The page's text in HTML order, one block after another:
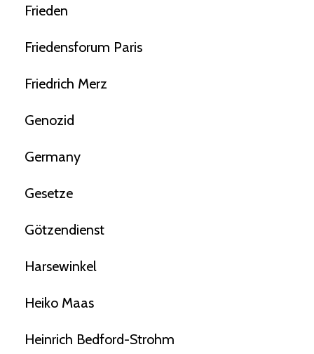
Frieden
Friedensforum Paris
Friedrich Merz
Genozid
Germany
Gesetze
Götzendienst
Harsewinkel
Heiko Maas
Heinrich Bedford-Strohm